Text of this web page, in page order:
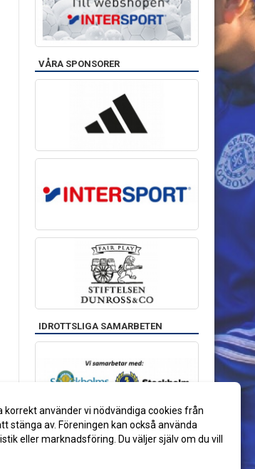
VÅRA SPONSORER
IDROTTSLIGA SAMARBETEN
korrekt använder vi nödvändiga cookies från
stänga av. Föreningen kan också använda
eller marknadsföring. Du väljer själv om du vill